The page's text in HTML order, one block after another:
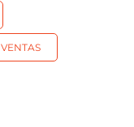
VENTAS